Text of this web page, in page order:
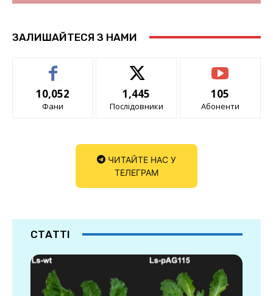
ЗАЛИШАЙТЕСЯ З НАМИ
10,052
Фани
1,445
Послідовники
105
Абоненти
ЧИТАЙТЕ НАС У
ТЕЛЕГРАМ
СТАТТІ